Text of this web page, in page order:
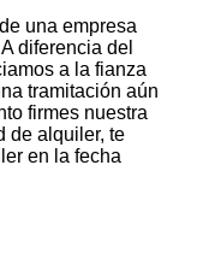
una empresa
diferencia del
a la fianza
tramitación aún
firmes nuestra
de alquiler, te
en la fecha